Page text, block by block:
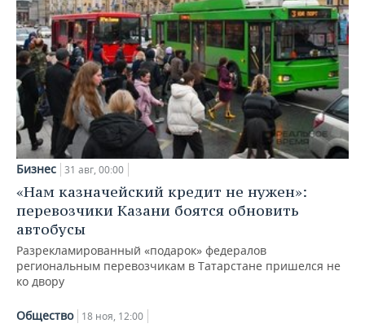
Бизнес 31 авг, 00:00
«Нам казначейский кредит не нужен»:
перевозчики Казани боятся обновить
автобусы
Разрекламированный «подарок» федералов
региональным перевозчикам в Татарстане пришелся не
ко двору
Общество 18 ноя, 12:00